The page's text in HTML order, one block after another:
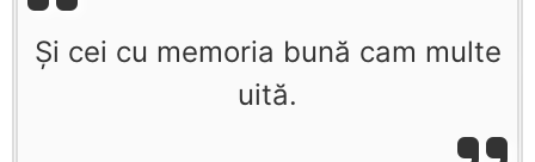
Și cei cu memoria bună cam multe
uită.